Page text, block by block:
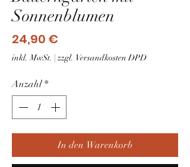
Sonnenblumen
24,90 €
inkl. MwSt. | zzgl. Versandkosten DPD
Anzahl *
In den Warenkorb